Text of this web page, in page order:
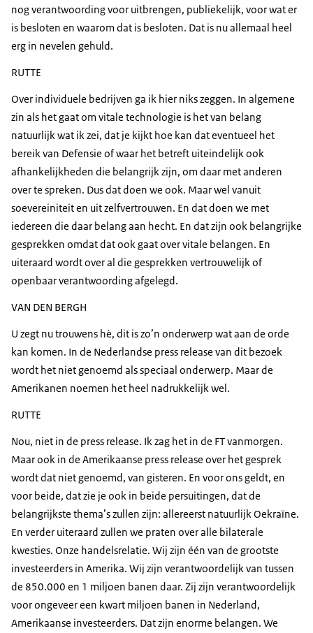
nog verantwoording voor uitbrengen, publiekelijk, voor wat er
is besloten en waarom dat is besloten. Dat is nu allemaal heel
erg in nevelen gehuld.
RUTTE
Over individuele bedrijven ga ik hier niks zeggen. In algemene
zin als het gaat om vitale technologie is het van belang
natuurlijk wat ik zei, dat je kijkt hoe kan dat eventueel het
bereik van Defensie of waar het betreft uiteindelijk ook
afhankelijkheden die belangrijk zijn, om daar met anderen
over te spreken. Dus dat doen we ook. Maar wel vanuit
soevereiniteit en uit zelfvertrouwen. En dat doen we met
iedereen die daar belang aan hecht. En dat zijn ook belangrijke
gesprekken omdat dat ook gaat over vitale belangen. En
uiteraard wordt over al die gesprekken vertrouwelijk of
openbaar verantwoording afgelegd.
VAN DEN BERGH
U zegt nu trouwens hè, dit is zo’n onderwerp wat aan de orde
kan komen. In de Nederlandse press release van dit bezoek
wordt het niet genoemd als speciaal onderwerp. Maar de
Amerikanen noemen het heel nadrukkelijk wel.
RUTTE
Nou, niet in de press release. Ik zag het in de FT vanmorgen.
Maar ook in de Amerikaanse press release over het gesprek
wordt dat niet genoemd, van gisteren. En voor ons geldt, en
voor beide, dat zie je ook in beide persuitingen, dat de
belangrijkste thema’s zullen zijn: allereerst natuurlijk Oekraïne.
En verder uiteraard zullen we praten over alle bilaterale
kwesties. Onze handelsrelatie. Wij zijn één van de grootste
investeerders in Amerika. Wij zijn verantwoordelijk van tussen
de 850.000 en 1 miljoen banen daar. Zij zijn verantwoordelijk
voor ongeveer een kwart miljoen banen in Nederland,
Amerikaanse investeerders. Dat zijn enorme belangen. We